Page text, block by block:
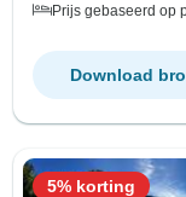
Prijs gebaseerd op
Download
5% korting